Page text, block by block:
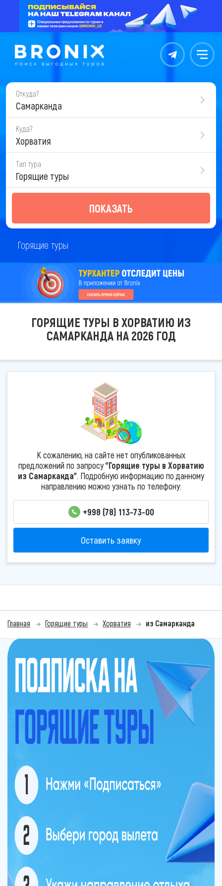
Контакты Меню
Откуда?
Самарканда
Куда?
Хорватия
Тип тура
Горящие туры
ПОКАЗАТЬ
Горящие туры
ГОРЯЩИЕ ТУРЫ В ХОРВАТИЮ ИЗ
САМАРКАНДА НА 2026 ГОД
К сожалению, на сайте нет опубликованных
предложений по запросу"Горящие туры в Хорватию
из Самарканда". Подробную информацию по данному
направлению можно узнать по телефону:
+998 (78) 113-73-00
Оставить заявку
Главная Горящие туры Хорватия из Самарканда